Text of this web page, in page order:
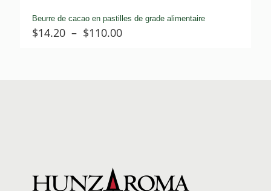
Beurre de cacao en pastilles de grade alimentaire
$14.20 – $110.00Plage